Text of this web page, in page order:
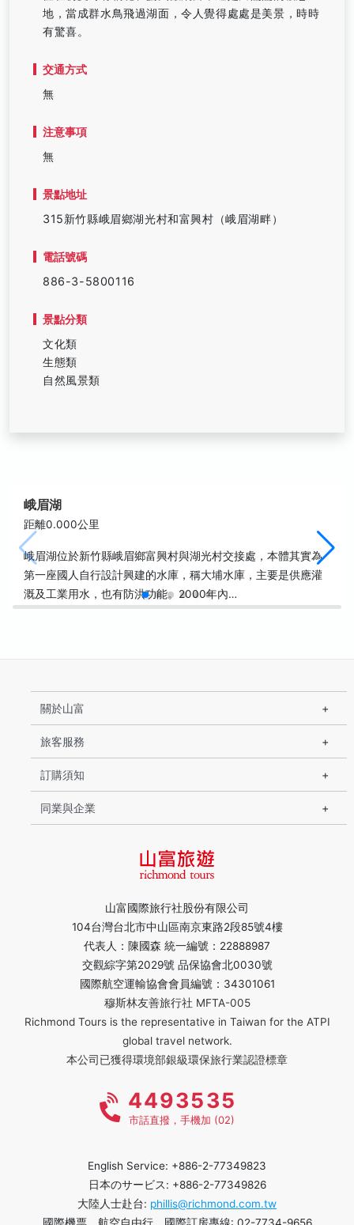
地，當成群水鳥飛過湖面，令人覺得處處是美景，時時
有驚喜。
交通方式
無
注意事項
無
景點地址
315新竹縣峨眉鄉湖光村和富興村（峨眉湖畔）
電話號碼
886-3-5800116
景點分類
文化類
生態類
自然風景類
峨眉湖
距離0.000公里
峨眉湖位於新竹縣峨眉鄉富興村與湖光村交接處，本體其實為
第一座國人自行設計興建的水庫，稱大埔水庫，主要是供應灌
溉及工業用水，也有防洪功能。2000年內…
山富國際旅行社股份有限公司
104台灣台北市中山區南京東路2段85號4樓
代表人：陳國森 統一編號：22888987
交觀綜字第2029號 品保協會北0030號
國際航空運輸協會會員編號：34301061
穆斯林友善旅行社 MFTA-005
Richmond Tours is the representative in Taiwan for the ATPI
global travel network.
本公司已獲得環境部銀級環保旅行業認證標章
關於山富
旅客服務
訂購須知
同業與企業
4493535
市話直撥，手機加 (02)
English Service: +886-2-77349823
日本のサービス: +886-2-77349826
大陸人士赴台: phillis@richmond.com.tw